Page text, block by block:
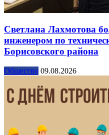
Светлана Лахмотова
инженером по
Борисовского района
Общество 09.08.2026